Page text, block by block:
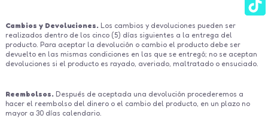
Cambios y Devoluciones. Los cambios y devoluciones pueden ser
realizados dentro de los cinco (5) días siguientes a la entrega del
producto. Para aceptar la devolución o cambio el producto debe ser
devuelto en las mismas condiciones en las que se entregó; no se aceptan
devoluciones si el producto es rayado, averiado, maltratado o ensuciado.
Reembolsos. Después de aceptada una devolución procederemos a
hacer el reembolso del dinero o el cambio del producto, en un plazo no
mayor a 30 días calendario.